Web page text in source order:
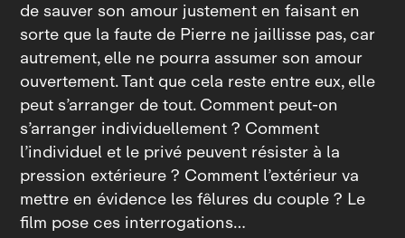
de sauver son amour justement en faisant en
sorte que la faute de Pierre ne jaillisse pas, car
autrement, elle ne pourra assumer son amour
ouvertement. Tant que cela reste entre eux, elle
peut s’arranger de tout. Comment peut‑on
s’arranger individuellement ? Comment
l’individuel et le privé peuvent résister à la
pression extérieure ? Comment l’extérieur va
mettre en évidence les fêlures du couple ? Le
film pose ces interrogations…